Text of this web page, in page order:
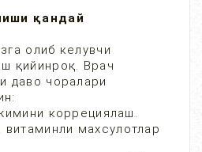
қандай
олиб келувчи
қийинроқ. Врач
даво чоралари
коррециялаш.
витаминли махсулотлар